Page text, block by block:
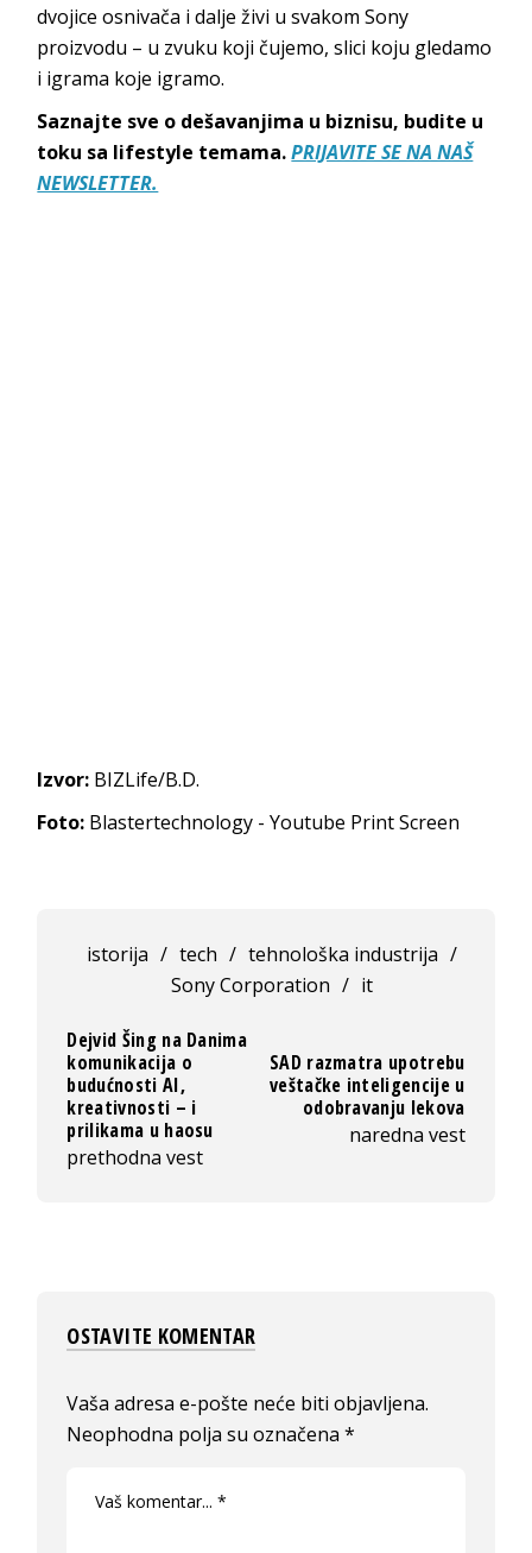
dvojice osnivača i dalje živi u svakom Sony
proizvodu – u zvuku koji čujemo, slici koju gledamo
i igrama koje igramo.
Saznajte sve o dešavanjima u biznisu, budite u
toku sa lifestyle temama.PRIJAVITE SE NA NAŠ
NEWSLETTER.
Izvor: BIZLife/B.D.
Foto: Blastertechnology - Youtube Print Screen
istorija / tech / tehnološka industrija /
Sony Corporation / it
Dejvid Šing na Danima
komunikacija o
budućnosti AI,
kreativnosti – i
prilikama u haosu
prethodna vest
SAD razmatra upotrebu
veštačke inteligencije u
odobravanju lekova
naredna vest
OSTAVITE KOMENTAR
Vaša adresa e-pošte neće biti objavljena.
Neophodna polja su označena*